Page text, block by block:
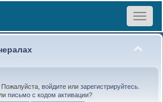
Toggle
войдитеили зарегистрируйтесь.
письмо с кодом активации?